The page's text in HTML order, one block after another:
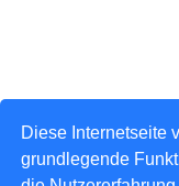
Diese Internetseite
grundlegende